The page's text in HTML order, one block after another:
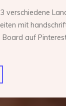
verschiedene
mit
auf